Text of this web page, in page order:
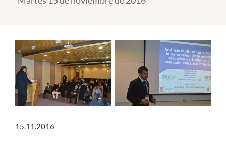
English
15.11.2016